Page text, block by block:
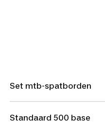
Set mtb-spatborden
Standaard 500 base